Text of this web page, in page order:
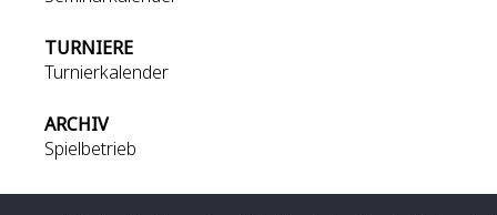
TURNIERE
Turnierkalender
ARCHIV
Spielbetrieb